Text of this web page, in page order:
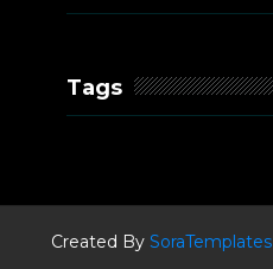
Tags
Created BySoraTemplates